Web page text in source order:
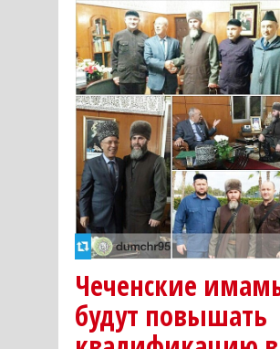
Чеченские
будут повышать